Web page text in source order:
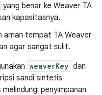
yang benar ke Weaver TA
kapasitasnya.
aman tempat TA Weaver
agar sangat sulit.
weaverKey dan
sandi sintetis
penyimpanan